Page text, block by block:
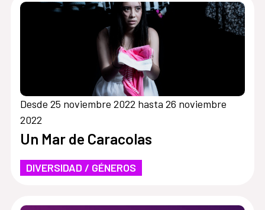
Desde 25 noviembre 2022 hasta 26 noviembre
2022
Un Mar de Caracolas
DIVERSIDAD / GÉNEROS